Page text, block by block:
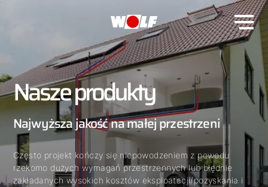
Nasze produkty
Najwyższa jakość na małej przestrzeni
Często projekt kończy się niepowodzeniem z powodu
rzekomo dużych wymagań przestrzennych lub błędnie
zakładanych wysokich kosztów eksploatacji/pozyskania i